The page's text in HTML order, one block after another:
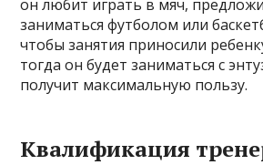
он любит играть в мяч,
заниматься футболом или
чтобы занятия приносили
тогда он будет заниматься с
получит максимальную пользу.
Квалификация